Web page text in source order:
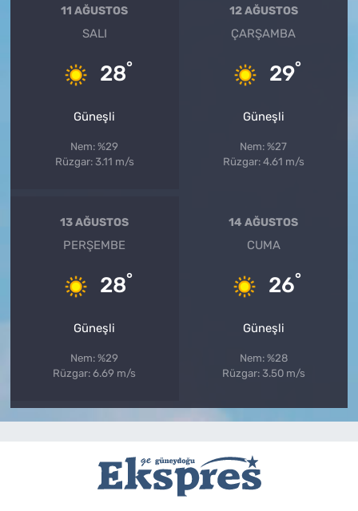
11 AĞUSTOS
SALI
28°
Güneşli
Nem: %29
Rüzgar: 3.11 m/s
12 AĞUSTOS
ÇARŞAMBA
29°
Güneşli
Nem: %27
Rüzgar: 4.61 m/s
13 AĞUSTOS
PERŞEMBE
28°
Güneşli
Nem: %29
Rüzgar: 6.69 m/s
14 AĞUSTOS
CUMA
26°
Güneşli
Nem: %28
Rüzgar: 3.50 m/s